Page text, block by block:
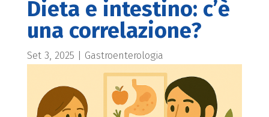
Dieta e intestino: c’è
una correlazione?
Set 3, 2025 Gastroenterologia